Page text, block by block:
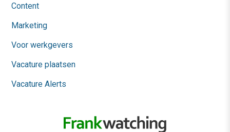
Content
Marketing
Voor werkgevers
Vacature plaatsen
Vacature Alerts